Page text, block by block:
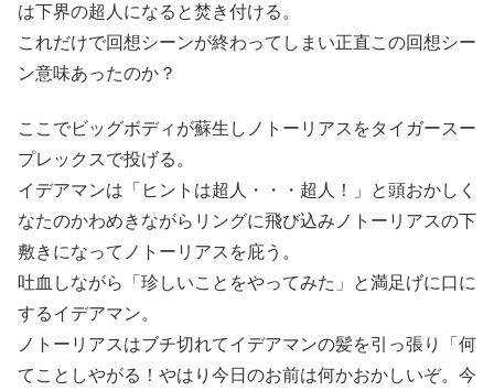
は下界の超人になると焚き付ける。
これだけで回想シーンが終わってしまい正直この回想シー
ン意味あったのか？
ここでビッグボディが蘇生しノトーリアスをタイガースー
プレックスで投げる。
イデアマンは「ヒントは超人・・・超人！」と頭おかしく
なたのかわめきながらリングに飛び込みノトーリアスの下
敷きになってノトーリアスを庇う。
吐血しながら「珍しいことをやってみた」と満足げに口に
するイデアマン。
ノトーリアスはブチ切れてイデアマンの髪を引っ張り「何
てことしやがる！やはり今日のお前は何かおかしいぞ。今